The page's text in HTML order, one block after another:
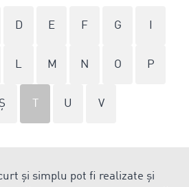
D E F G
L M N O P
Ş U V
și simplu pot fi realizate și